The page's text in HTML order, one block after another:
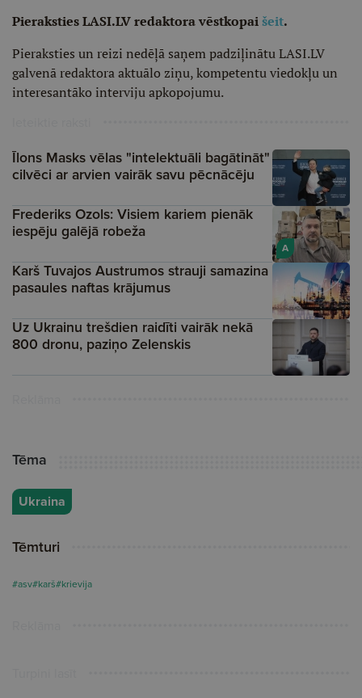
Pieraksties LASI.LV redaktora vēstkopaišeit.
Pieraksties un reizi nedēļā saņem padziļinātu LASI.LV
galvenā redaktora aktuālo ziņu, kompetentu viedokļu un
interesantāko interviju apkopojumu.
Īlons Masks vēlas "intelektuāli bagātināt"
cilvēci ar arvien vairāk savu pēcnācēju
A
Frederiks Ozols: Visiem kariem pienāk
iespēju galējā robeža
Karš Tuvajos Austrumos strauji samazina
pasaules naftas krājumus
Uz Ukrainu trešdien raidīti vairāk nekā
800 dronu, paziņo Zelenskis
Tēma
Ukraina
Tēmturi
#asv#karš#krievija